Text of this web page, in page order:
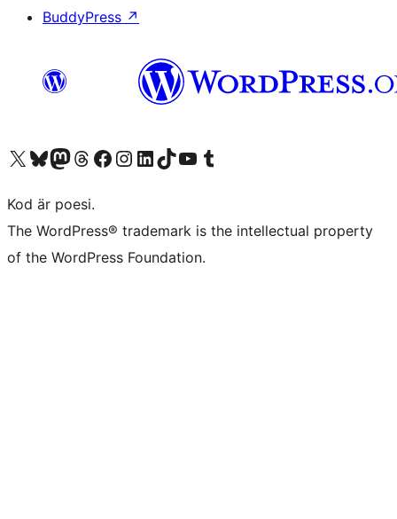
BuddyPress ↗
Besök vår X-konto (f.d. Twitter)
Besök vårt Bluesky-konto
Besök vårt Mastodon-konto
Besök vårt Thread-konto
Besök vår Facebook-sidaBesök vårt Instagram-konto
Besök vårt LinkedIn-konto
Besök vårt TikTok-konto
Besök vår YouTube-kanalBesök vårt Tumblr-konto
Kod är poesi.
The WordPress® trademark is the intellectual property
of the WordPress Foundation.